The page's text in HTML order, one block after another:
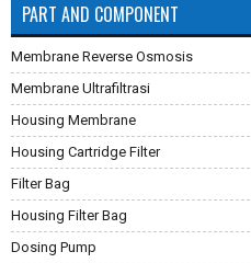
PART AND COMPONENT
Membrane Reverse Osmosis
Membrane Ultrafiltrasi
Housing Membrane
Housing Cartridge Filter
Filter Bag
Housing Filter Bag
Dosing Pump